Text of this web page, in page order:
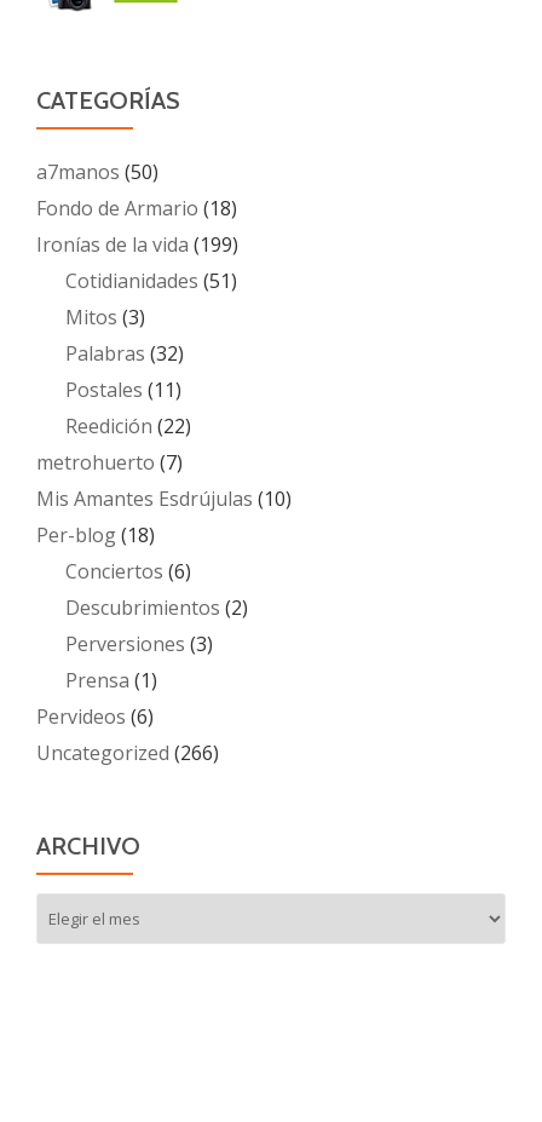
CATEGORÍAS
a7manos (50)
Fondo de Armario (18)
Ironías de la vida (199)
Cotidianidades (51)
Mitos (3)
Palabras (32)
Postales (11)
Reedición (22)
metrohuerto (7)
Mis Amantes Esdrújulas (10)
Per-blog(18)
Conciertos (6)
Descubrimientos (2)
Perversiones (3)
Prensa (1)
Pervideos (6)
Uncategorized (266)
ARCHIVO